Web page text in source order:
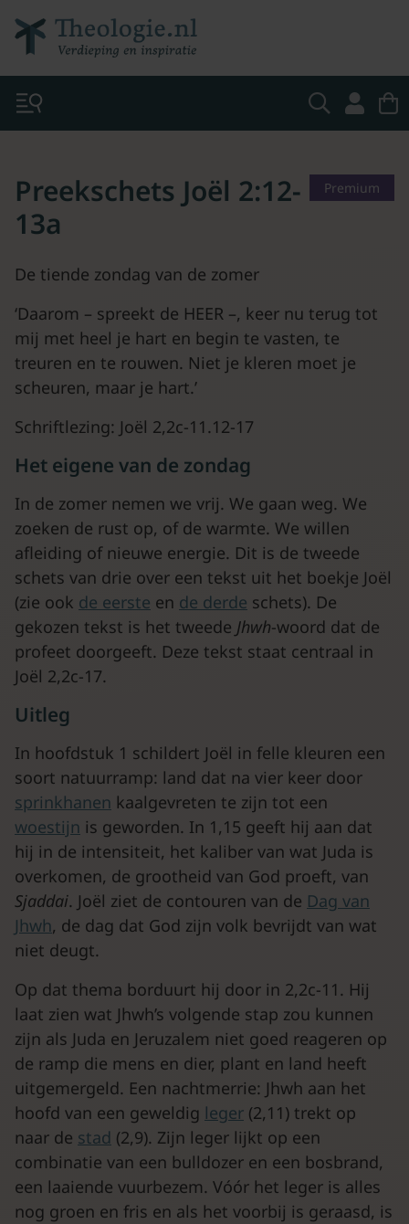
Premium
Preekschets Joël 2:12-
13a
De tiende zondag van de zomer
‘Daarom – spreekt de HEER –, keer nu terug tot
mij met heel je hart en begin te vasten, te
treuren en te rouwen. Niet je kleren moet je
scheuren, maar je hart.’
Schriftlezing: Joël 2,2c-11.12-17
Het eigene van de zondag
In de zomer nemen we vrij. We gaan weg. We
zoeken de rust op, of de warmte. We willen
afleiding of nieuwe energie. Dit is de tweede
schets van drie over een tekst uit het boekje Joël
(zie ook de eerste en de derde schets). De
gekozen tekst is het tweede Jhwh-woord dat de
profeet doorgeeft. Deze tekst staat centraal in
Joël 2,2c-17.
Uitleg
In hoofdstuk 1 schildert Joël in felle kleuren een
soort natuurramp: land dat na vier keer door
sprinkhanen kaalgevreten te zijn tot een
woestijn is geworden. In 1,15 geeft hij aan dat
hij in de intensiteit, het kaliber van wat Juda is
overkomen, de grootheid van God proeft, van
Sjaddai. Joël ziet de contouren van de Dag van
Jhwh, de dag dat God zijn volk bevrijdt van wat
niet deugt.
Op dat thema borduurt hij door in 2,2c-11. Hij
laat zien wat Jhwh’s volgende stap zou kunnen
zijn als Juda en Jeruzalem niet goed reageren op
de ramp die mens en dier, plant en land heeft
uitgemergeld. Een nachtmerrie: Jhwh aan het
hoofd van een geweldig leger (2,11) trekt op
naar de stad (2,9). Zijn leger lijkt op een
combinatie van een bulldozer en een bosbrand,
een laaiende vuurbezem. Vóór het leger is alles
nog groen en fris en als het voorbij is geraasd, is